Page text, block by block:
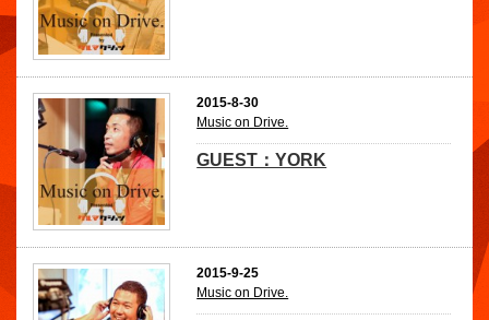
2015-8-30
Music on Drive.
GUEST：YORK
2015-9-25
Music on Drive.